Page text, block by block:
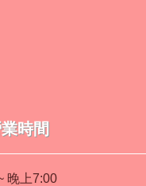
時間
晚上7:00